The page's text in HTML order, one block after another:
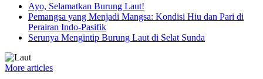
Ayo, Selamatkan Burung Laut!
Pemangsa yang Menjadi Mangsa: Kondisi Hiu dan Pari di
Perairan Indo-Pasifik
Serunya Mengintip Burung Laut di Selat Sunda
More articles